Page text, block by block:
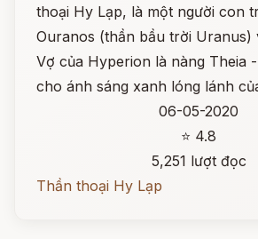
thoại Hy Lạp, là một người con
Ouranos (thần bầu trời Uranus)
Vợ của Hyperion là nàng Theia
cho ánh sáng xanh lóng lánh
06-05-2020
⭐ 4.8
5,251 lượt đọc
Thần thoại Hy Lạp